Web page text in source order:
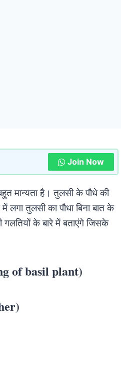
Join Now
मान्यता है। तुलसी के पौधे की
तुलसी का पौधा बिना बात के
के बारे में बताएंगे जिसके
of basil plant)